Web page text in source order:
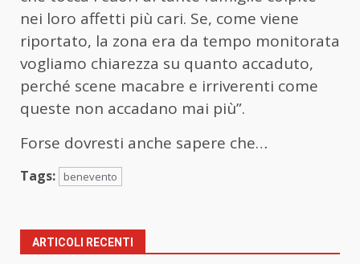
nei loro affetti più cari. Se, come viene
riportato, la zona era da tempo monitorata
vogliamo chiarezza su quanto accaduto,
perché scene macabre e irriverenti come
queste non accadano mai più”.
Forse dovresti anche sapere che…
Tags: benevento
ARTICOLI RECENTI